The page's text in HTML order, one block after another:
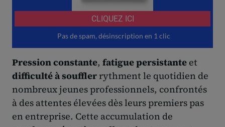
Pression constante, fatigue persistante et
difficulté à soufflerrythment le quotidien de
nombreux jeunes professionnels, confrontés
à des attentes élevées dès leurs premiers pas
en entreprise. Cette accumulation de